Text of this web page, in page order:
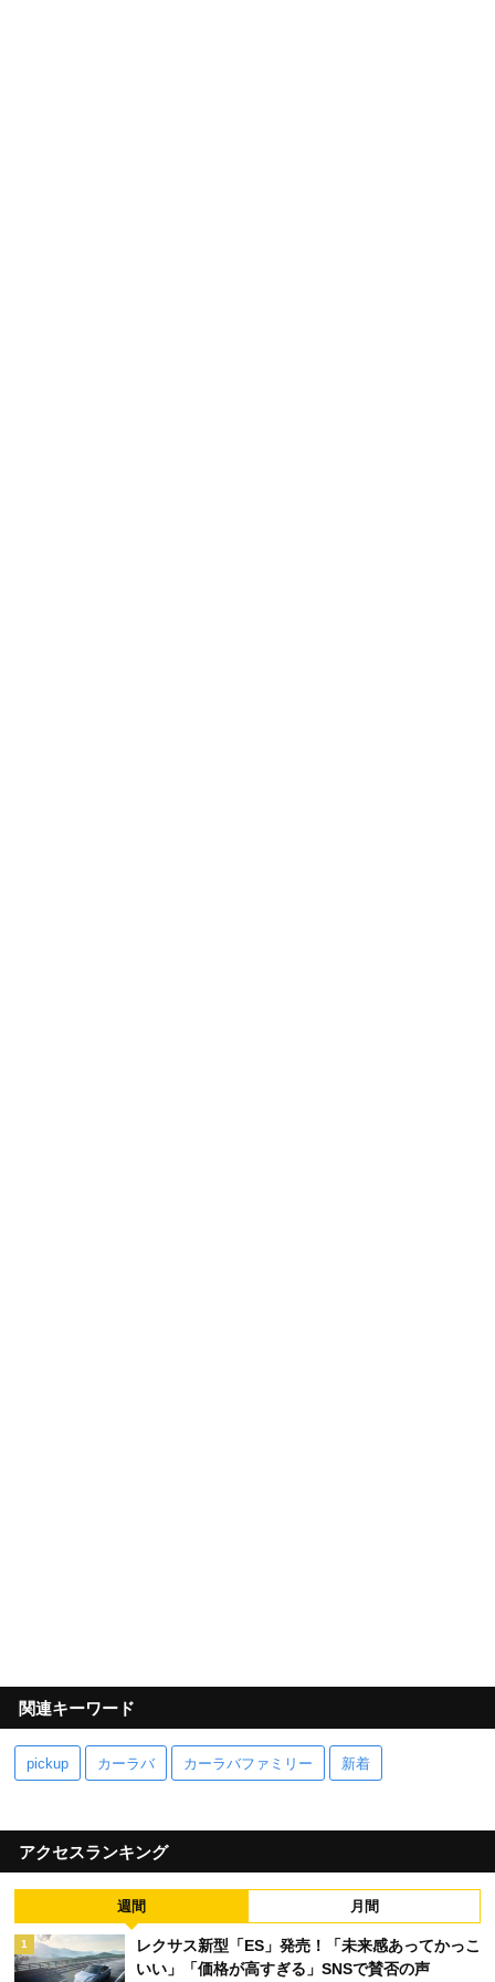
関連キーワード
pickup カーラバ カーラバファミリー 新着
アクセスランキング
週間 月間
1
レクサス新型「ES」発売！「未来感あってかっこ
いい」「価格が高すぎる」SNSで賛否の声